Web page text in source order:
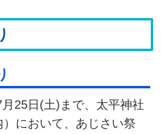
25日(土)まで、太平神社
）において、あじさい祭